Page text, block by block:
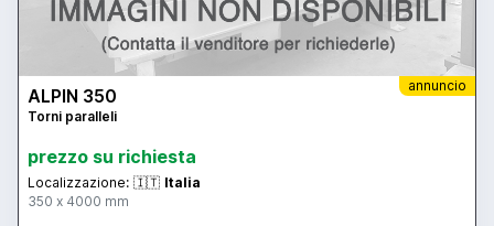
annuncio
ALPIN 350
Torni paralleli
prezzo su richiesta
Localizzazione: 🇮🇹 Italia
350 x 4000 mm